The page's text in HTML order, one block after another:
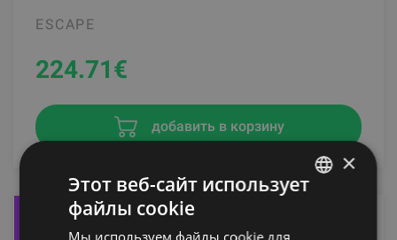
ESCAPE
224.71€
добавить в корзину
×
Этот веб-сайт использует
файлы cookie
Мы используем файлы cookie для